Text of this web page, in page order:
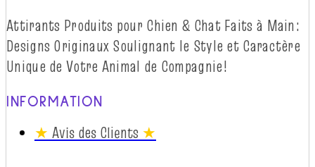
Attirants Produits pour Chien & Chat Faits à Main:
Designs Originaux Soulignant le Style et Caractère
Unique de Votre Animal de Compagnie!
INFORMATION
★ Avis des Clients ★